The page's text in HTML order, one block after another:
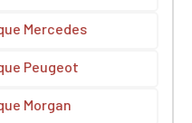
Mercedes
Peugeot
Morgan